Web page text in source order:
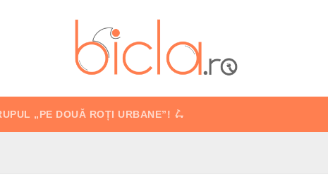
„PE DOUĂ ROȚI URBANE”! 🛴